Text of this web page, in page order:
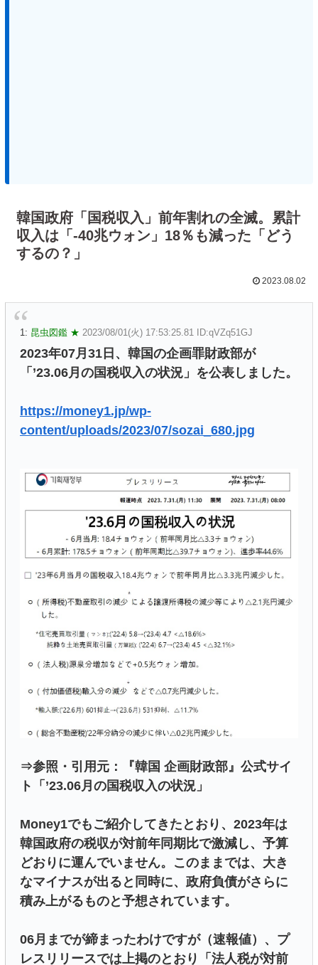
韓国政府「国税収入」前年割れの全滅。累計
収入は「-40兆ウォン」18％も減った「どう
するの？」
2023.08.02
1: 昆虫図鑑 ★ 2023/08/01(火) 17:53:25.81 ID:qVZq51GJ
2023年07月31日、韓国の企画罪財政部が
「’23.06月の国税収入の状況」を公表しました。
https://money1.jp/wp-
content/uploads/2023/07/sozai_680.jpg
⇒参照・引用元：『韓国 企画財政部』公式サイ
ト「’23.06月の国税収入の状況」
Money1でもご紹介してきたとおり、2023年は
韓国政府の税収が対前年同期比で激減し、予算
どおりに運んでいません。このままでは、大き
なマイナスが出ると同時に、政府負債がさらに
積み上がるものと予想されています。
06月までが締まったわけですが（速報値）、プ
レスリリースでは上掲のとおり「法人税が対前